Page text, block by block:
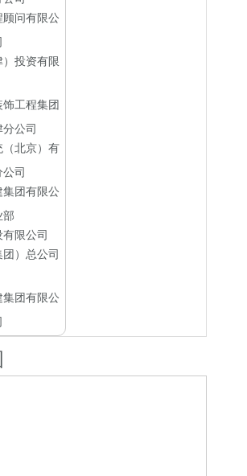
顾问有限公
投资有限
饰工程集团
公司
（北京）有
司
集团有限公
部
限公司
团）总公司
集团有限公